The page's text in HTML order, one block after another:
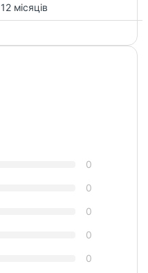
12 місяців
0
0
0
0
0